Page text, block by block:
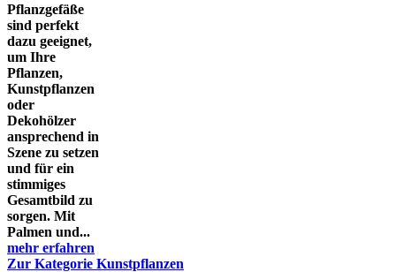
Pflanzgefäße
sind perfekt
dazu geeignet,
um Ihre
Pflanzen,
Kunstpflanzen
oder
Dekohölzer
ansprechend in
Szene zu setzen
und für ein
stimmiges
Gesamtbild zu
sorgen. Mit
Palmen und...
mehr erfahren
Zur Kategorie Kunstpflanzen